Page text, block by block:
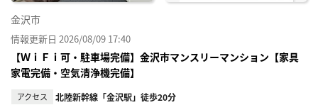
金沢市
情報更新日 2026/08/09 17:40
【ＷｉＦｉ可・駐車場完備】金沢市マンスリーマンション【家具
家電完備・空気清浄機完備】
アクセス 北陸新幹線「金沢駅」徒歩20分